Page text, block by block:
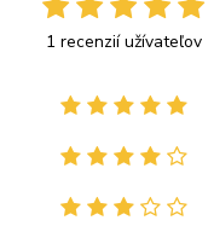
1 recenzií užívateľov